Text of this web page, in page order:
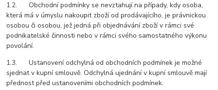
1.2. Obchodní podmínky se nevztahují na případy, kdy osoba,
která má v úmyslu nakoupit zboží od prodávajícího, je právnickou
osobou či osobou, jež jedná při objednávání zboží v rámci své
podnikatelské činnosti nebo v rámci svého samostatného výkonu
povolání.
1.3. Ustanovení odchylná od obchodních podmínek je možné
sjednat v kupní smlouvě. Odchylná ujednání v kupní smlouvě mají
přednost před ustanoveními obchodních podmínek.